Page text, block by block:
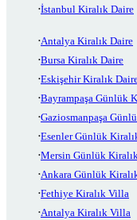
İstanbul Kiralık Daire
Antalya Kiralık Daire
Bursa Kiralık Daire
Eskişehir Kiralık
Bayrampaşa Günlük
Gaziosmanpaşa
Esenler Günlük
Mersin Günlük
Ankara Günlük
Fethiye Kiralık Villa
Antalya Kiralık Villa